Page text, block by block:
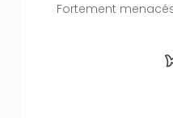
Fortement